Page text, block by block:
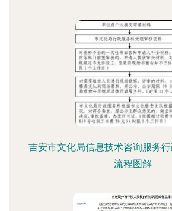
吉安市文化局信息技术咨询服务
流程图解